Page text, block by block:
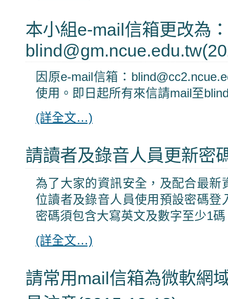
本小組e-mail信箱更改為：
因原e-mail信箱：
使用。即日起所有來信請mail至
(詳全文…)
請讀者及錄音人員更新密
為了大家的資訊安全，及配合最新
位讀者及錄音人員使用預設密碼登
密碼須包含大寫英文及數字至少1碼
(詳全文…)
請常用mail信箱為微軟網